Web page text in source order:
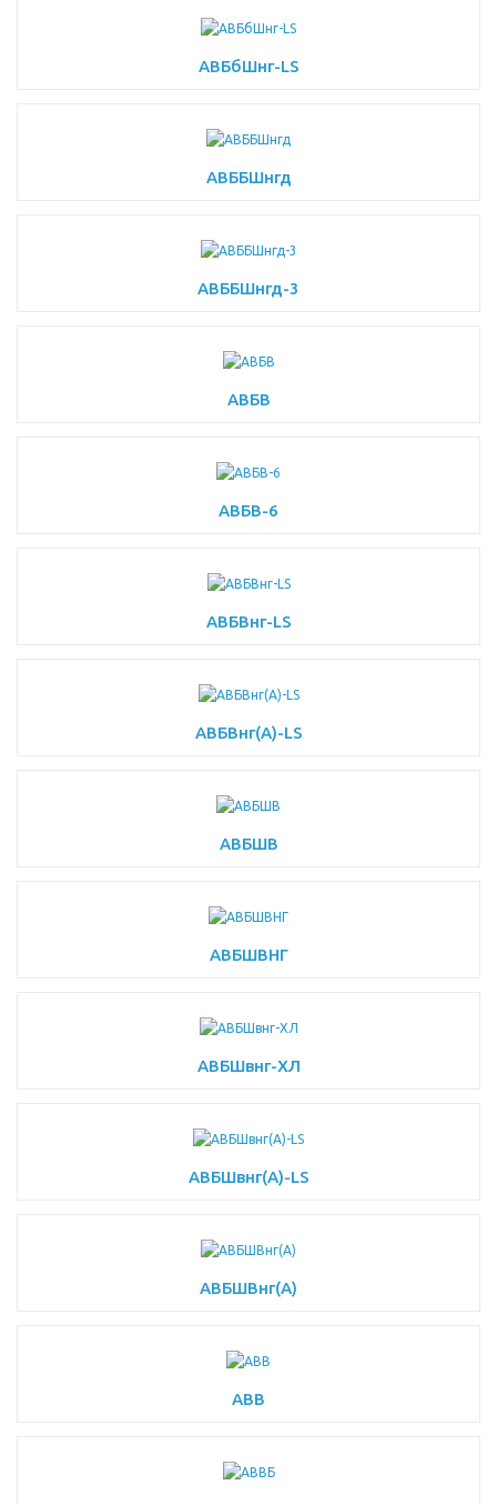
АВБбШнг-LS
АВББШнгд
АВББШнгд-3
АВБВ
АВБВ-6
АВБВнг-LS
АВБВнг(A)-LS
АВБШВ
АВБШВНГ
АВБШвнг-ХЛ
АВБШвнг(A)-LS
АВБШВнг(А)
АВВ